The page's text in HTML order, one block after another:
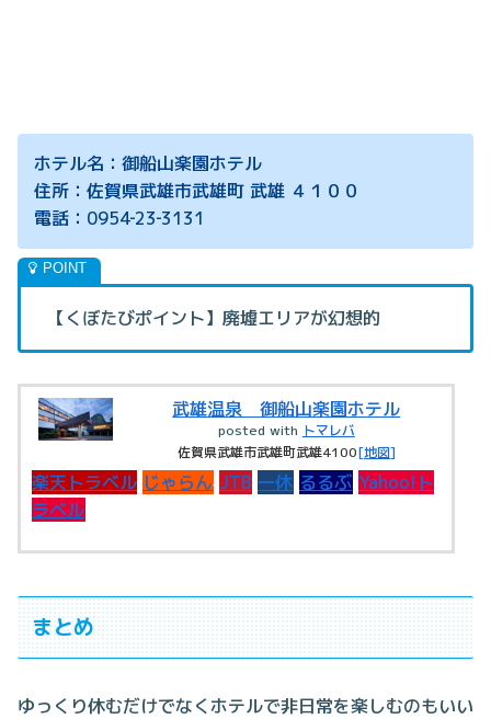
ホテル名：御船山楽園ホテル
住所：佐賀県武雄市武雄町 武雄 ４１００
電話：0954‐23‐3131
【くぼたびポイント】廃墟エリアが幻想的
武雄温泉 御船山楽園ホテル
posted with トマレバ
佐賀県武雄市武雄町武雄4100[地図]
楽天トラベル じゃらん JTB 一休 るるぶ Yahoo!ト
ラベル
まとめ
ゆっくり休むだけでなくホテルで非日常を楽しむのもいい